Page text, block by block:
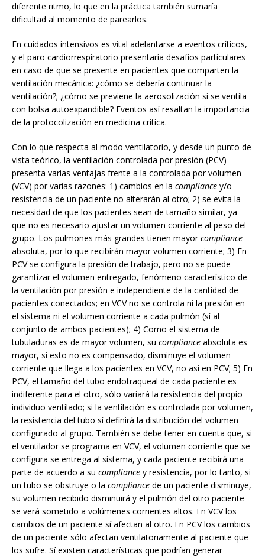
diferente ritmo, lo que en la práctica también sumaría
dificultad al momento de parearlos.
En cuidados intensivos es vital adelantarse a eventos críticos,
y el paro cardiorrespiratorio presentaría desafíos particulares
en caso de que se presente en pacientes que comparten la
ventilación mecánica: ¿cómo se debería continuar la
ventilación?; ¿cómo se previene la aerosolización si se ventila
con bolsa autoexpandible? Eventos así resaltan la importancia
de la protocolización en medicina crítica.
Con lo que respecta al modo ventilatorio, y desde un punto de
vista teórico, la ventilación controlada por presión (PCV)
presenta varias ventajas frente a la controlada por volumen
(VCV) por varias razones: 1) cambios en la compliance y/o
resistencia de un paciente no alterarán al otro; 2) se evita la
necesidad de que los pacientes sean de tamaño similar, ya
que no es necesario ajustar un volumen corriente al peso del
grupo. Los pulmones más grandes tienen mayorcompliance
absoluta, por lo que recibirán mayor volumen corriente; 3) En
PCV se configura la presión de trabajo, pero no se puede
garantizar el volumen entregado, fenómeno característico de
la ventilación por presión e independiente de la cantidad de
pacientes conectados; en VCV no se controla ni la presión en
el sistema ni el volumen corriente a cada pulmón (sí al
conjunto de ambos pacientes); 4) Como el sistema de
tubuladuras es de mayor volumen, su compliance absoluta es
mayor, si esto no es compensado, disminuye el volumen
corriente que llega a los pacientes en VCV, no así en PCV; 5) En
PCV, el tamaño del tubo endotraqueal de cada paciente es
indiferente para el otro, sólo variará la resistencia del propio
individuo ventilado; si la ventilación es controlada por volumen,
la resistencia del tubo sí definirá la distribución del volumen
configurado al grupo. También se debe tener en cuenta que, si
el ventilador se programa en VCV, el volumen corriente que se
configura se entrega al sistema, y cada paciente recibirá una
parte de acuerdo a su compliance y resistencia, por lo tanto, si
un tubo se obstruye o la compliance de un paciente disminuye,
su volumen recibido disminuirá y el pulmón del otro paciente
se verá sometido a volúmenes corrientes altos. En VCV los
cambios de un paciente sí afectan al otro. En PCV los cambios
de un paciente sólo afectan ventilatoriamente al paciente que
los sufre. Sí existen características que podrían generar